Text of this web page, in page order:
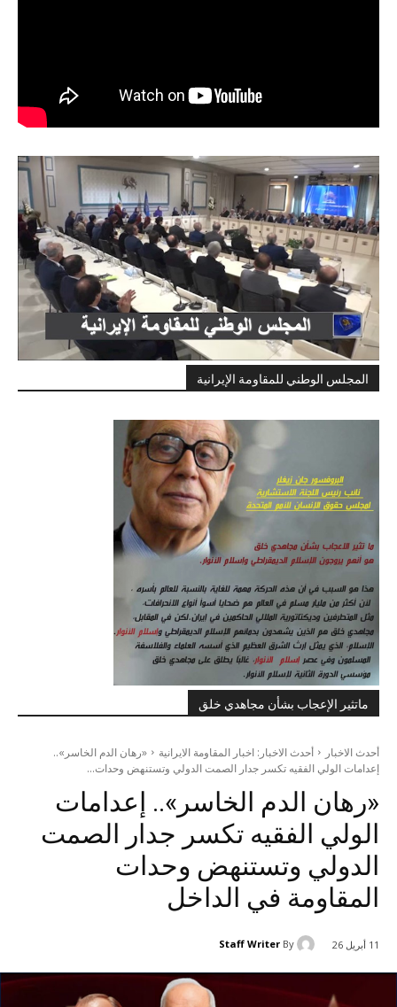
المجلس الوطني للمقاومة الإيرانية
ماتثير الإعجاب بشأن مجاهدي خلق
أحدث الاخبار أحدث الاخبار: اخبار المقاومة الايرانية
«رهان الدم الخاسر»..
إعدامات الولي الفقيه تكسر جدار الصمت الدولي وتستنهض وحدات...
«رهان الدم الخاسر».. إعدامات
الولي الفقيه تكسر جدار الصمت
الدولي وتستنهض وحدات
المقاومة في الداخل
11 أبريل 26 By
Staff Writer